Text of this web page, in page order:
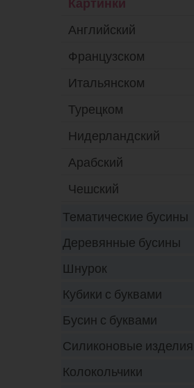
Английский
Французском
Итальянском
Турецком
Нидерландский
Арабский
Чешский
Тематические бусины
Деревянные бусины
Шнурок
Кубики с буквами
Бусин с буквами
Силиконовые изделия
Колокольчики